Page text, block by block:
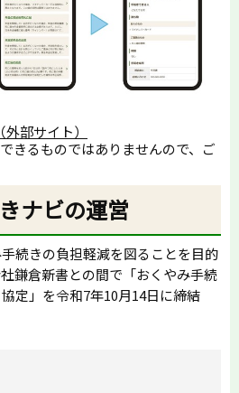
部サイト）
きるものではありませんので、ご
ナビの運営
続きの負担軽減を図ることを目的
鎌倉新書との間で「おくやみ手続
定」を令和7年10月14日に締結